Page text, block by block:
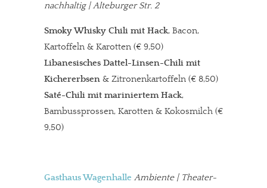
nachhaltig | Alteburger Str. 2
Smoky Whisky Chili mit Hack, Bacon,
Kartoffeln & Karotten (€ 9,50)
Libanesisches Dattel-Linsen-Chili mit
Kichererbsen & Zitronenkartoffeln (€ 8,50)
Saté-Chili mit mariniertem Hack,
Bambussprossen, Karotten & Kokosmilch (€
9,50)
Gasthaus Wagenhalle Ambiente | Theater-